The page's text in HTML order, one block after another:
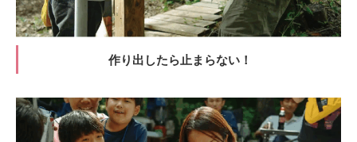
作り出したら止まらない！